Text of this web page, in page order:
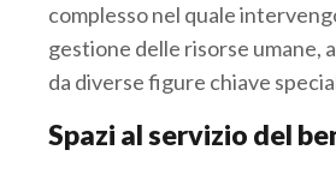
complesso nel quale
gestione delle risorse umane,
da diverse figure chiave
Spazi al servizio del